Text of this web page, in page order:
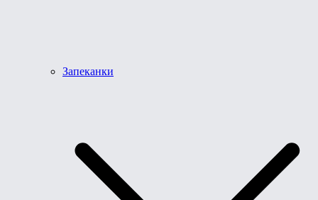
Запеканки